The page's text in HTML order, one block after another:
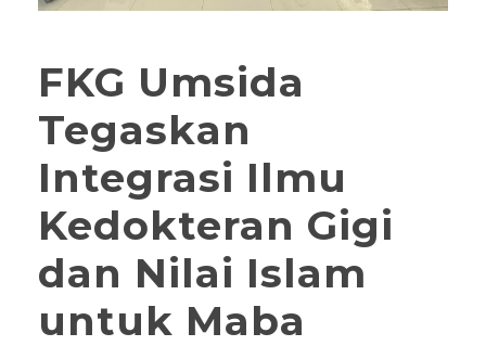
FKG Umsida
Tegaskan
Integrasi Ilmu
Kedokteran Gigi
dan Nilai Islam
untuk Maba